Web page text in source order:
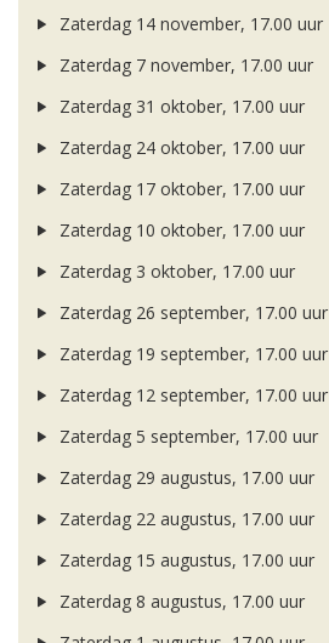
Zaterdag 14 november, 17.00 uur
Zaterdag 7 november, 17.00 uur
Zaterdag 31 oktober, 17.00 uur
Zaterdag 24 oktober, 17.00 uur
Zaterdag 17 oktober, 17.00 uur
Zaterdag 10 oktober, 17.00 uur
Zaterdag 3 oktober, 17.00 uur
Zaterdag 26 september, 17.00 uur
Zaterdag 19 september, 17.00 uur
Zaterdag 12 september, 17.00 uur
Zaterdag 5 september, 17.00 uur
Zaterdag 29 augustus, 17.00 uur
Zaterdag 22 augustus, 17.00 uur
Zaterdag 15 augustus, 17.00 uur
Zaterdag 8 augustus, 17.00 uur